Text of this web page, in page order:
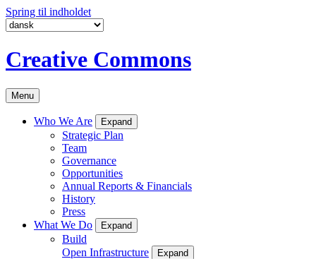
Spring til indholdet
Creative Commons
Menu
Who We Are Expand
Strategic Plan
Team
Governance
Opportunities
Annual Reports & Financials
History
Press
What We Do
Expand
Build
Open Infrastructure
Expand